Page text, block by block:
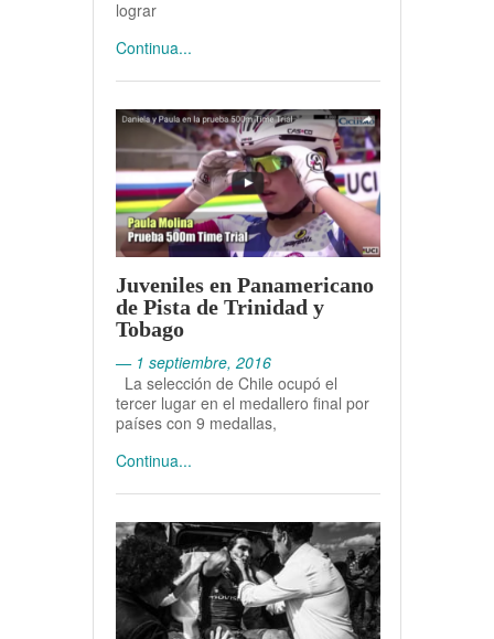
lograr
Continua...
Juveniles en Panamericano
de Pista de Trinidad y
Tobago
— 1 septiembre, 2016
La selección de Chile ocupó el
tercer lugar en el medallero final por
países con 9 medallas,
Continua...